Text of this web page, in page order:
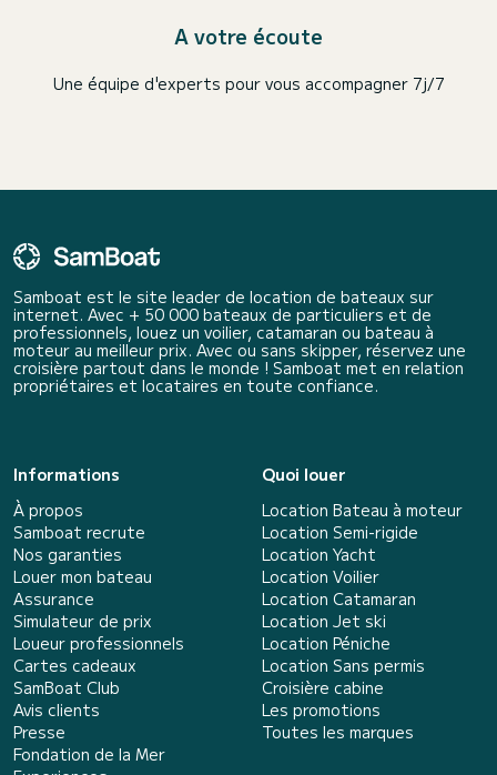
A votre écoute
Une équipe d'experts pour vous accompagner 7j/7
Samboat est le site leader de location de bateaux sur
internet. Avec + 50 000 bateaux de particuliers et de
professionnels, louez un voilier, catamaran ou bateau à
moteur au meilleur prix. Avec ou sans skipper, réservez une
croisière partout dans le monde ! Samboat met en relation
propriétaires et locataires en toute confiance.
Informations
À propos
Samboat recrute
Nos garanties
Louer mon bateau
Assurance
Simulateur de prix
Loueur professionnels
Cartes cadeaux
SamBoat Club
Avis clients
Presse
Fondation de la Mer
Quoi louer
Location Bateau à moteur
Location Semi-rigide
Location Yacht
Location Voilier
Location Catamaran
Location Jet ski
Location Péniche
Location Sans permis
Croisière cabine
Les promotions
Toutes les marques